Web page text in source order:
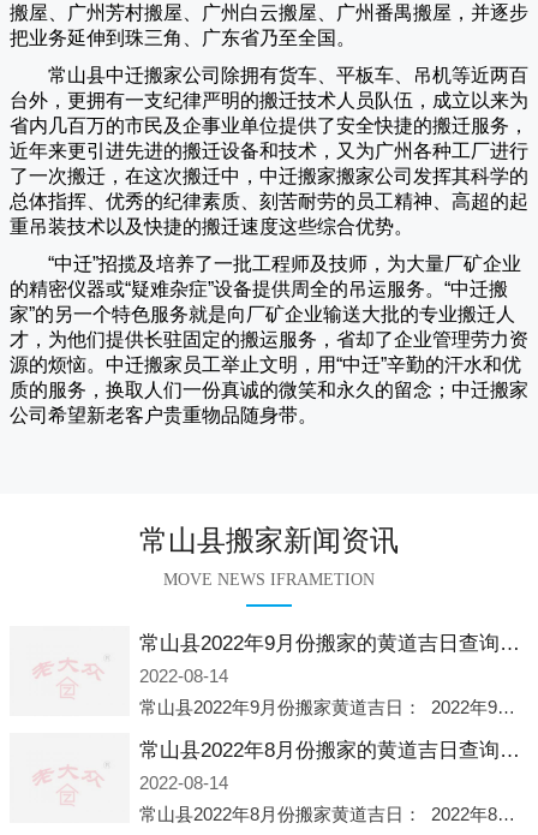
搬屋、广州芳村搬屋、广州白云搬屋、广州番禺搬屋，并逐步
把业务延伸到珠三角、广东省乃至全国。
常山县中迁搬家公司除拥有货车、平板车、吊机等近两百
台外，更拥有一支纪律严明的搬迁技术人员队伍，成立以来为
省内几百万的市民及企事业单位提供了安全快捷的搬迁服务，
近年来更引进先进的搬迁设备和技术，又为广州各种工厂进行
了一次搬迁，在这次搬迁中， 中迁搬家搬家公司发挥其科学的
总体指挥、优秀的纪律素质、刻苦耐劳的员工精神、高超的起
重吊装技术以及快捷的搬迁速度这些综合优势。
“中迁”招揽及培养了一批工程师及技师，为大量厂矿企业
的精密仪器或“疑难杂症”设备提供周全的吊运服务。“中迁搬
家”的另一个特色服务就是向厂矿企业输送大批的专业搬迁人
才，为他们提供长驻固定的搬运服务，省却了企业管理劳力资
源的烦恼。 中迁搬家员工举止文明，用“中迁”辛勤的汗水和优
质的服务，换取人们一份真诚的微笑和永久的留念； 中迁搬家
公司希望新老客户贵重物品随身带。
常山县搬家新闻资讯
MOVE NEWS IFRAMETION
常山县2022年9月份搬家的黄道吉日查询大全一览表哪天适合搬家好日子
2022-08-14
常山县2022年9月份搬家黄道吉日： 2022年9月6日 「星期二」 农历八月十一2022年9月12日 「星期一」 农历八月十七2022年9月16日 「星期五」 农历八月廿一2022年9月2
常山县2022年8月份搬家的黄道吉日查询大全一览表哪天适合搬家好日子
2022-08-14
常山县2022年8月份搬家黄道吉日： 2022年8月2日 「星期二」 农历七月初五2022年8月6日 「星期六」 农历七月初九2022年8月8日 「星期一」 农历七月十一2022年8月10日 「